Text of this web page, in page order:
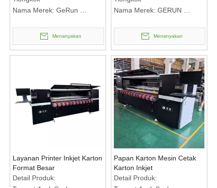
Nama Merek: GeRun
Syarat Pembayaran &
Pengiriman:
Jumlah Pesanan Minimum: 1
membicarakan
Syarat Pembayaran: T/T
Menanyakan
Nama Merek: GERUN
Syarat Pembayaran &
Pengiriman:
Jumlah Pesanan Minimum:
1set
Harga: RMB Bertemu untuk
membicarakan
Syarat Pembayaran: T/T
Menanyakan
Layanan Printer Inkjet Karton
Format Besar
Detail Produk:
Papan Karton Mesin Cetak
Karton Inkjet
Detail Produk: